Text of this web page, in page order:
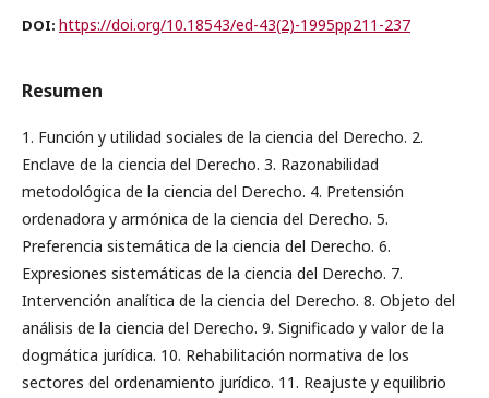
DOI: https://doi.org/10.18543/ed-43(2)-1995pp211-237
Resumen
1. Función y utilidad sociales de la ciencia del Derecho. 2.
Enclave de la ciencia del Derecho. 3. Razonabilidad
metodológica de la ciencia del Derecho. 4. Pretensión
ordenadora y armónica de la ciencia del Derecho. 5.
Preferencia sistemática de la ciencia del Derecho. 6.
Expresiones sistemáticas de la ciencia del Derecho. 7.
Intervención analítica de la ciencia del Derecho. 8. Objeto del
análisis de la ciencia del Derecho. 9. Significado y valor de la
dogmática jurídica. 10. Rehabilitación normativa de los
sectores del ordenamiento jurídico. 11. Reajuste y equilibrio